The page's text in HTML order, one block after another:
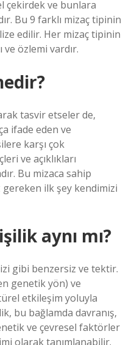
çekirdek ve bunlara
Bu 9 farklı mizaç tipinin
edilir. Her mizaç tipinin
özlemi vardır.
tasvir etseler de,
ifade eden ve
karşı çok
ve açıklıkları
Bu mizaca sahip
gereken ilk şey kendimizi
aynı mı?
gibi benzersiz ve tektir.
genetik yön) ve
etkileşim yoluyla
bu bağlamda davranış,
ve çevresel faktörler
olarak tanımlanabilir.